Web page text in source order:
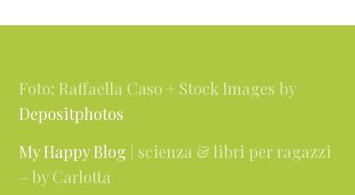
Foto: Raffaella Caso + Stock Images by
Depositphotos
My Happy Blog | scienza & libri per ragazzi
– by Carlotta